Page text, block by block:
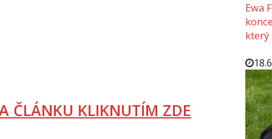
ČLÁNKU KLIKNUTÍM ZDE
Ewa
který